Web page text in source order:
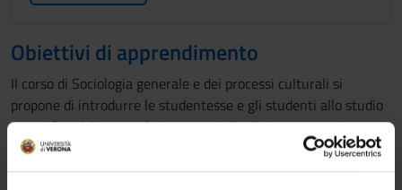
Obiettivi di apprendimento
Il corso di Sociologia generale e dei processi culturali si
propone di introdurre le studentesse e gli studenti allo studio
scientifico della società. A partire dalla distinzione tra “senso
comune” e “scienza sociale”, il corso si svilupperà lungo le
seguenti direttrici fondamentali. 1. I fondamenti teorici del